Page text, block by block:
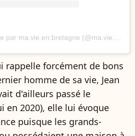
rappelle forcément de bons
homme de sa vie, Jean
d'ailleurs passé le
en 2020), elle lui évoque
puisque les grands-